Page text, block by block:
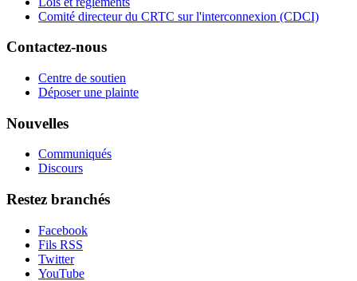
Comité directeur du CRTC sur l'interconnexion (CDCI)
Contactez-nous
Centre de soutien
Déposer une plainte
Nouvelles
Communiqués
Discours
Restez branchés
Facebook
Fils RSS
Twitter
YouTube